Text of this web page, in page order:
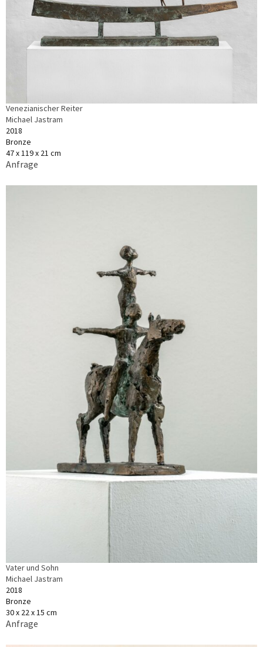
Venezianischer Reiter
Michael Jastram
2018
Bronze
47 x 119 x 21 cm
Anfrage
Vater und Sohn
Michael Jastram
2018
Bronze
30 x 22 x 15 cm
Anfrage